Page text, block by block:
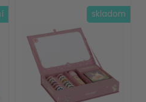
skladom